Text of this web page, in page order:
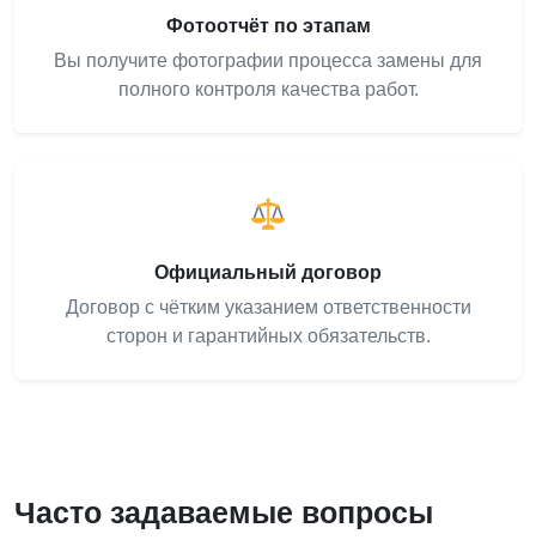
Фотоотчёт по этапам
Вы получите фотографии процесса замены для
полного контроля качества работ.
Официальный договор
Договор с чётким указанием ответственности
сторон и гарантийных обязательств.
Часто задаваемые вопросы